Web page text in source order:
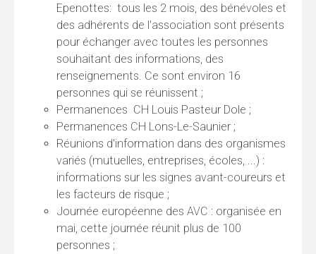
Epenottes: tous les 2 mois, des bénévoles et
des adhérents de l'association sont présents
pour échanger avec toutes les personnes
souhaitant des informations, des
renseignements. Ce sont environ 16
personnes qui se réunissent ;
Permanences CH Louis Pasteur Dole ;
Permanences CH Lons-Le-Saunier ;
Réunions d'information dans des organismes
variés (mutuelles, entreprises, écoles, ...) :
informations sur les signes avant-coureurs et
les facteurs de risque ;
Journée européenne des AVC : organisée en
mai, cette journée réunit plus de 100
personnes ;